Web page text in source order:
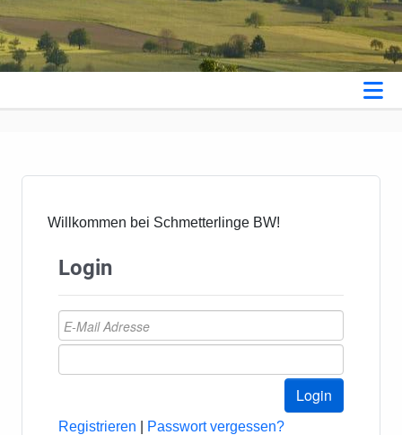
Willkommen bei Schmetterlinge BW!
Login
Login
Registrieren Passwort vergessen?